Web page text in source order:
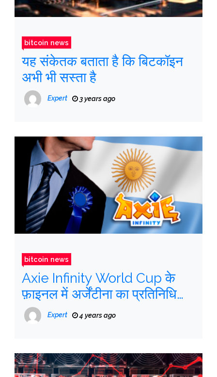
bitcoin news
यह संकेतक बताता है कि बिटकॉइन
अभी भी सस्ता है
Expert 3 years ago
bitcoin news
Axie Infinity World Cup के
फ़ाइनल में अर्जेंटीना का प्रतिनिधि
होगा
Expert 4 years ago